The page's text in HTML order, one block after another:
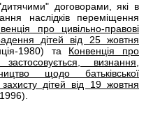
договорами, які в
наслідків переміщення
про цивільно-правові
дітей від 25 жовтня
1980) та Конвенція про
визнання,
щодо батьківської
захисту дітей від 19 жовтня